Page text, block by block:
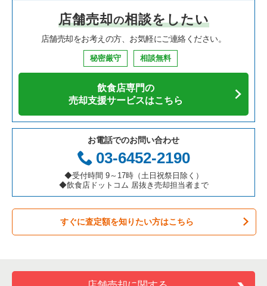
焼肉の居抜き売却物件の案件一覧
鉄板焼き・お好み焼の居抜き売却物件の案件一覧
カフェの居抜き売却物件の案件一覧
テイクアウトの居抜き売却物件の案件一覧
お弁当・惣菜・デリの居抜き売却物件の案件一覧
カラオケ・パブ・スナックの居抜き売却物件の案件一覧
バーの居抜き売却物件の案件一覧
居酒屋・ダイニングバーの居抜き売却物件の案件一覧
大阪府の飲食店の居抜き売却物件の案件一覧
兵庫県の飲食店の居抜き売却物件の案件一覧
愛知県の飲食店の居抜き売却物件の案件一覧
岐阜県の飲食店の居抜き売却物件の案件一覧
三重県の飲食店の居抜き売却物件の案件一覧
横浜市鶴見区の飲食店の居抜き売却物件の案件一覧
川崎市中原区の飲食店の居抜き売却物件の案件一覧
横浜市南区の飲食店の居抜き売却物件の案件一覧
横浜市港北区の飲食店の居抜き売却物件の案件一覧
横浜市神奈川区の飲食店の居抜き売却物件の案件一覧
横浜市都筑区の飲食店の居抜き売却物件の案件一覧
横浜市西区の飲食店の居抜き売却物件の案件一覧
川崎市宮前区の飲食店の居抜き売却物件の案件一覧
神奈川県の中華の居抜き売却物件の案件一覧
神奈川県のそば・うどんの居抜き売却物件の案件一覧
神奈川県の焼肉の居抜き売却物件の案件一覧
神奈川県の鉄板焼き・お好み焼の居抜き売却物件の案件一覧
神奈川県のアジア料理の居抜き売却物件の案件一覧
神奈川県のカフェの居抜き売却物件の案件一覧
神奈川県のテイクアウトの居抜き売却物件の案件一覧
神奈川県のお弁当・惣菜・デリの居抜き売却物件の案件一覧
鎌倉駅のイタリア料理の居抜き売却物件の案件一覧
鎌倉駅の寿司の居抜き売却物件の案件一覧
鎌倉駅のお弁当・惣菜・デリの居抜き売却物件の案件一覧
鎌倉駅のバーの居抜き売却物件の案件一覧
鎌倉駅の和食の居抜き売却物件の案件一覧
鎌倉駅の洋食の居抜き売却物件の案件一覧
鎌倉駅のその他の居抜き売却物件の案件一覧
店舗売却の相談をしたい
店舗売却をお考えの方、お気軽にご連絡ください。
秘密厳守 相談無料
飲食店専門の
売却支援サービスはこちら
お電話でのお問い合わせ
03-6452-2190
◆受付時間 9～17時（土日祝祭日除く）
◆飲食店ドットコム 居抜き売却担当者まで
すぐに査定額を知りたい方はこちら